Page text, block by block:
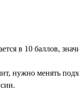
в 10 баллов,
нужно менять